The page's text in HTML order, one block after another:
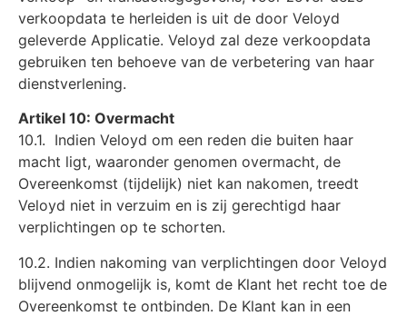
verkoopdata te herleiden is uit de door Veloyd
geleverde Applicatie. Veloyd zal deze verkoopdata
gebruiken ten behoeve van de verbetering van haar
dienstverlening.
Artikel 10: Overmacht
10.1. Indien Veloyd om een reden die buiten haar
macht ligt, waaronder genomen overmacht, de
Overeenkomst (tijdelijk) niet kan nakomen, treedt
Veloyd niet in verzuim en is zij gerechtigd haar
verplichtingen op te schorten.
10.2. Indien nakoming van verplichtingen door Veloyd
blijvend onmogelijk is, komt de Klant het recht toe de
Overeenkomst te ontbinden. De Klant kan in een